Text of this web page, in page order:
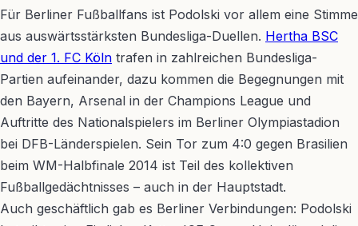
Für Berliner Fußballfans ist Podolski vor allem eine Stimme
aus auswärtsstärksten Bundesliga-Duellen. Hertha BSC
und der 1. FC Köln trafen in zahlreichen Bundesliga-
Partien aufeinander, dazu kommen die Begegnungen mit
den Bayern, Arsenal in der Champions League und
Auftritte des Nationalspielers im Berliner Olympiastadion
bei DFB-Länderspielen. Sein Tor zum 4:0 gegen Brasilien
beim WM-Halbfinale 2014 ist Teil des kollektiven
Fußballgedächtnisses – auch in der Hauptstadt.
Auch geschäftlich gab es Berliner Verbindungen: Podolski